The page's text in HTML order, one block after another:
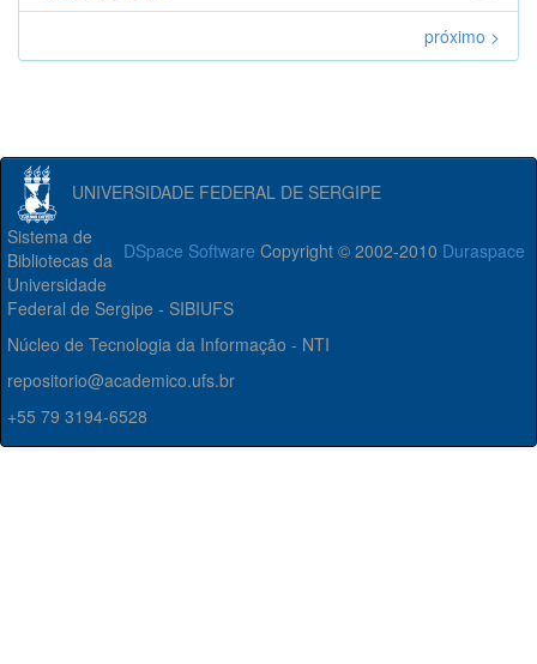
próximo >
UNIVERSIDADE FEDERAL DE SERGIPE
DSpace Software Copyright © 2002-2010 Duraspace
Sistema de
Bibliotecas da
Universidade
Federal de Sergipe - SIBIUFS
Núcleo de Tecnologia da Informação - NTI
repositorio@academico.ufs.br
+55 79 3194-6528